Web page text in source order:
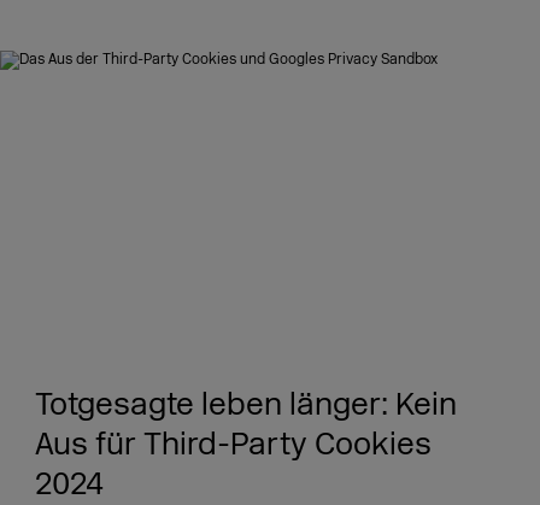
Totgesagte leben länger: Kein
Aus für Third-Party Cookies
2024